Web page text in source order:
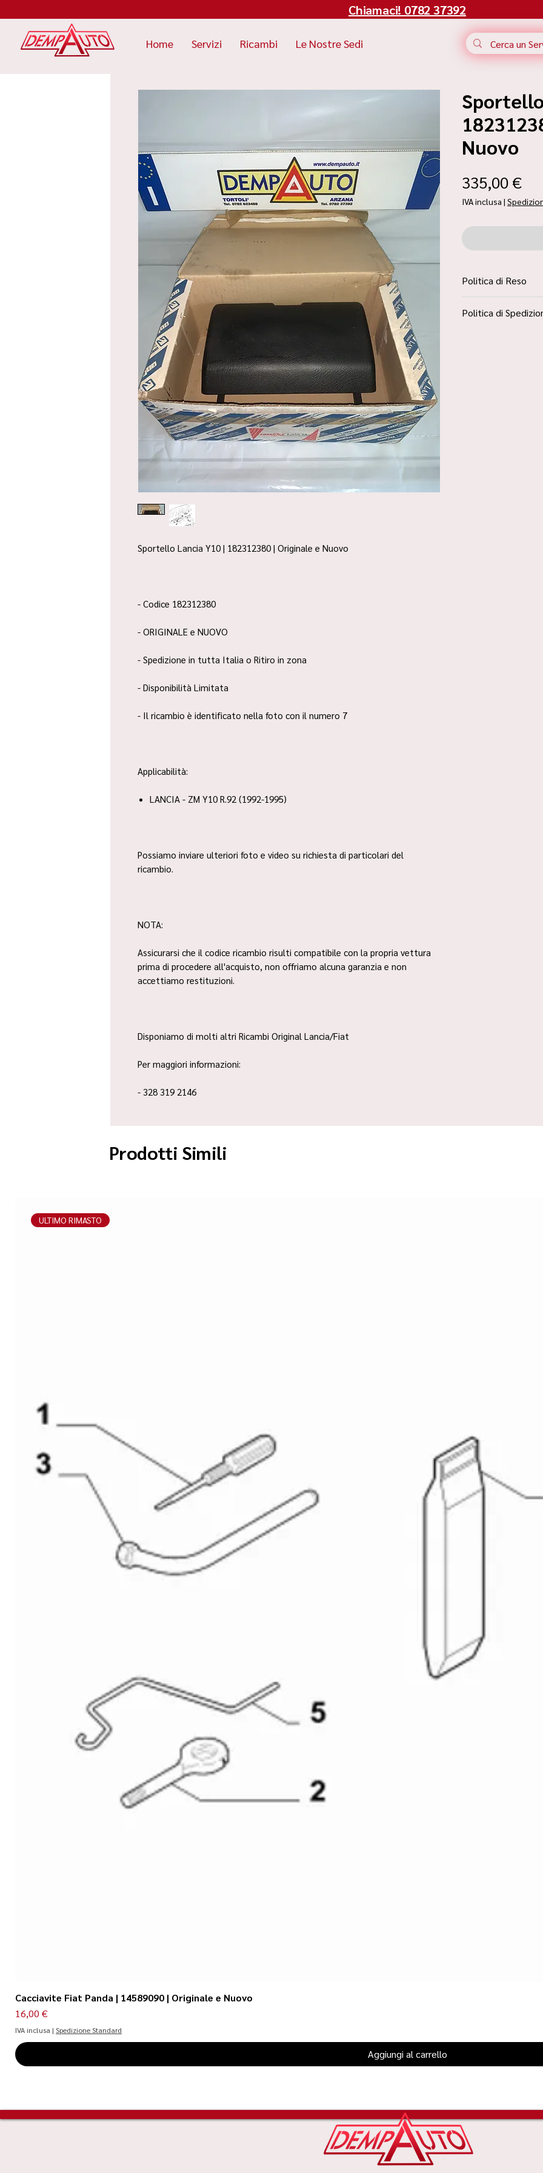
Chiamaci! 0782 37392
Home Servizi Ricambi Le Nostre Sedi
Sportello Lancia Y10 | 182312380 | Originale e Nuovo
- Codice 182312380
- ORIGINALE e NUOVO
- Spedizione in tutta Italia o Ritiro in zona
- Disponibilità Limitata
- Il ricambio è identificato nella foto con il numero 7
Applicabilità:
LANCIA - ZM Y10 R.92 (1992-1995)
Possiamo inviare ulteriori foto e video su richiesta di particolari del
ricambio.
NOTA:
Assicurarsi che il codice ricambio risulti compatibile con la propria vettura
prima di procedere all'acquisto, non offriamo alcuna garanzia e non
accettiamo restituzioni.
Disponiamo di molti altri Ricambi Original Lancia/Fiat
Per maggiori informazioni:
- 328 319 2146
Nuovo
335,00 €
IVA inclusa |
Politica di Reso
Condizioni”
Politica di
Prodotti Simili
ULTIMO RIMASTO
Cacciavite Fiat Panda | 14589090 | Originale e Nuovo
Prezzo
16,00 €
IVA inclusa | Spedizione Standard
Aggiungi al carrello